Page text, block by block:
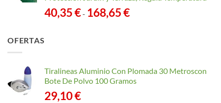
40,35€- 168,65€Rango
168,65 €
OFERTAS
Tiralineas Aluminio Con Plomada 30 Metroscon
Bote De Polvo 100 Gramos
29,10€